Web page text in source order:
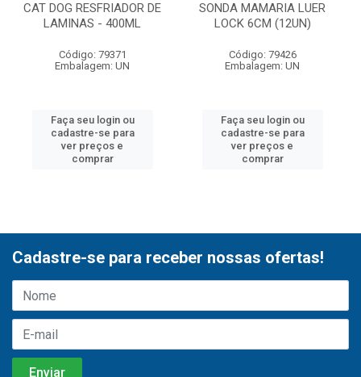
CAT DOG RESFRIADOR DE
LAMINAS - 400ML
Código: 79371
Embalagem: UN
Faça seu login ou
cadastre-se para
ver preços e
comprar
SONDA MAMARIA LUER
LOCK 6CM (12UN)
Código: 79426
Embalagem: UN
Faça seu login ou
cadastre-se para
ver preços e
comprar
Cadastre-se para receber nossas ofertas!